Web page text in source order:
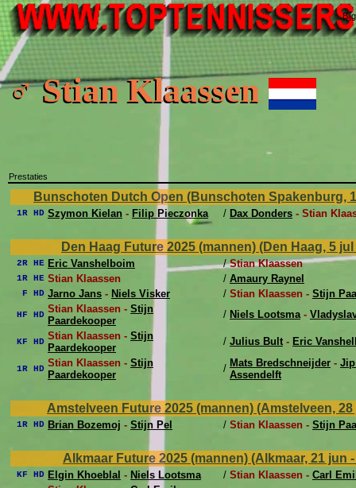
♂ Stian Klaassen
Prestaties
Bunschoten Dutch Open (Bunschoten Spakenburg,
1R HD Szymon Kielan - Filip Pieczonka / Dax Donders - Stian
Den Haag Future 2025 (mannen) (Den Haag, 5
2R HE Eric Vanshelboim / Stian Klaassen
1R HE Stian Klaassen / Amaury Raynel
F HD Jarno Jans - Niels Visker / Stian Klaassen - Stijn
HF HD Stian Klaassen - Stijn
Paardekooper
/ Niels Lootsma-
KF HD Stian Klaassen - Stijn
Paardekooper
/ Julius Bult- Eric
1R HD Stian Klaassen - Stijn
Paardekooper
/ Mats Bredschneijder -
Assendelft
Amstelveen Future 2025 (mannen) (Amstelveen,
1R HD Brian Bozemoj - Stijn Pel / Stian Klaassen - Stijn
Alkmaar Future 2025 (mannen) (Alkmaar, 21 jun
KF HD Elgin Khoeblal - Niels Lootsma / Stian Klaassen - Carl